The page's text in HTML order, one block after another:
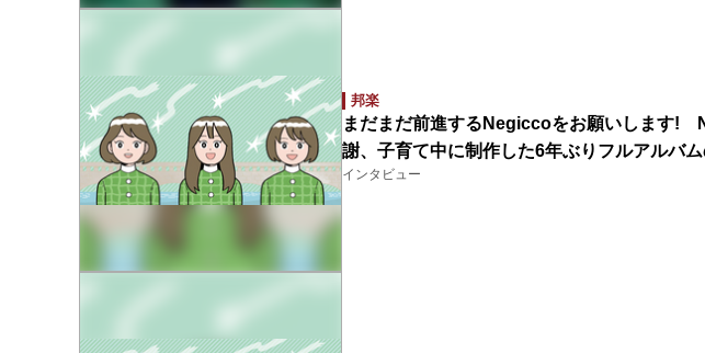
邦楽
まだまだ前進するNegiccoをお願いします!
謝、子育て中に制作した6年ぶりフルアルバ
インタビュー